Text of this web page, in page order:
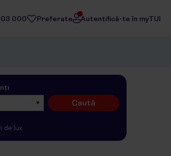
000 Preferate Autentifică-te în myTUI
Caută
de lux